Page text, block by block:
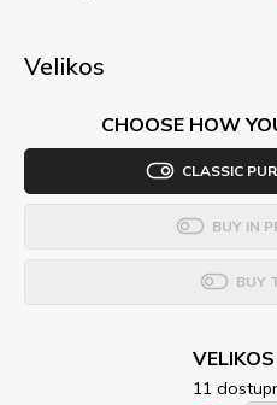
Velikos
CHOOSE HOW
CLASSIC
BUY IN
BUY
11